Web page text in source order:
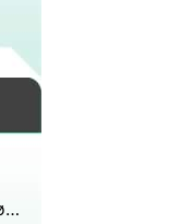
Hva skal jeg gjøre hvis hunder blør fra nesen?